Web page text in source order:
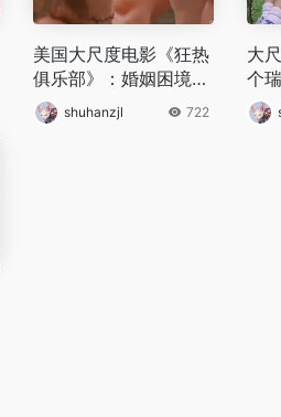
美国大尺度电影《狂热
俱乐部》：婚姻困境与
性向探索下的情感风暴
shuhanzjl 722
大
个
少
乐冒